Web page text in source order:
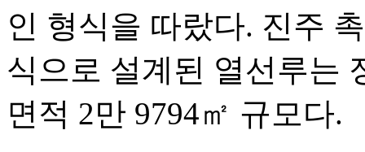
인 형식을 따랐다. 진주
식으로 설계된 열선루는
면적 2만 9794㎡ 규모다.